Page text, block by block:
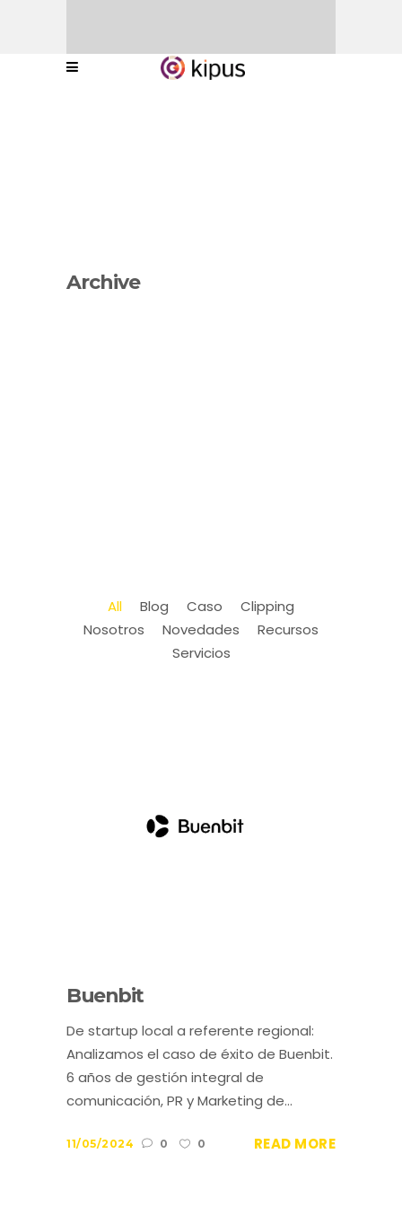
Archive
All Blog Caso
Clipping
Nosotros
Novedades
Recursos
Servicios
Buenbit
De startup local a referente regional:
Analizamos el caso de éxito de Buenbit.
6 años de gestión integral de
comunicación, PR y Marketing de...
11/05/2024 0 0 READ MORE